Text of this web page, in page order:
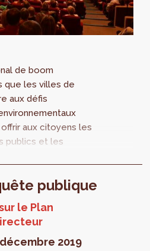
de boom
que les villes de
aux défis
aux citoyens les
publics et les
(PAD) mis à
cette ambition.
publique
le Plan
2019